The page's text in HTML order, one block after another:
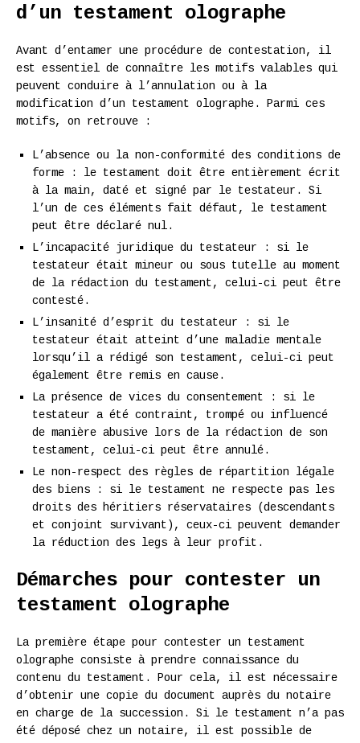
d’un testament olographe
Avant d’entamer une procédure de contestation, il
est essentiel de connaître les motifs valables qui
peuvent conduire à l’annulation ou à la
modification d’un testament olographe. Parmi ces
motifs, on retrouve :
L’absence ou la non-conformité des conditions de
forme : le testament doit être entièrement écrit
à la main, daté et signé par le testateur. Si
l’un de ces éléments fait défaut, le testament
peut être déclaré nul.
L’incapacité juridique du testateur : si le
testateur était mineur ou sous tutelle au moment
de la rédaction du testament, celui-ci peut être
contesté.
L’insanité d’esprit du testateur : si le
testateur était atteint d’une maladie mentale
lorsqu’il a rédigé son testament, celui-ci peut
également être remis en cause.
La présence de vices du consentement : si le
testateur a été contraint, trompé ou influencé
de manière abusive lors de la rédaction de son
testament, celui-ci peut être annulé.
Le non-respect des règles de répartition légale
des biens : si le testament ne respecte pas les
droits des héritiers réservataires (descendants
et conjoint survivant), ceux-ci peuvent demander
la réduction des legs à leur profit.
Démarches pour contester un
testament olographe
La première étape pour contester un testament
olographe consiste à prendre connaissance du
contenu du testament. Pour cela, il est nécessaire
d’obtenir une copie du document auprès du notaire
en charge de la succession. Si le testament n’a pas
été déposé chez un notaire, il est possible de